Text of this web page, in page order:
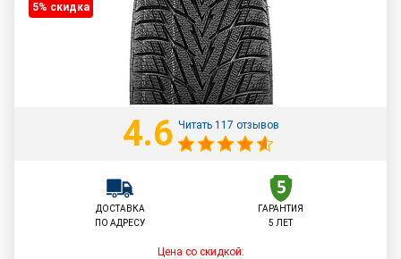
5% cкидка
4.6 Читать 117 отзывов
ДОСТАВКА
ПО АДРЕСУ
ГАРАНТИЯ
5 ЛЕТ
Цена со скидкой: